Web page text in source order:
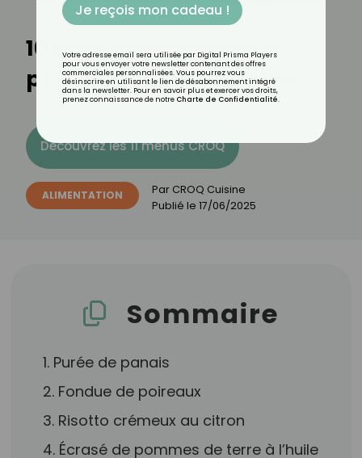
10 accompagnements
pour des Saint-Jacques
Découvrez les 11 menus CROQ
ALIMENTATION Par CROQ Cuisine
Publié le 17/06/2025
Sommaire
1. Purée de panais
2. Fondue de poireaux
3. Risotto crémeux au citron
4. Écrasé de pommes de terre à l’huile
Je reçois mon cadeau !
Votre adresse email sera utilisée par Digital Prisma Players
pour vous envoyer votre newsletter contenant des offres
commerciales personnalisées. Vous pourrez vous
désinscrire en utilisant le lien de désabonnement intégré
dans la newsletter. Pour en savoir plus et exercer vos droits,
prenez connaissance de notre Charte de Confidentialité.